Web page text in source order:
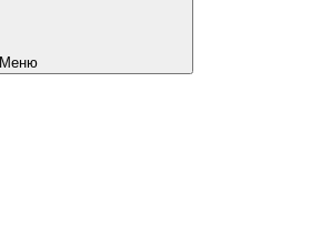
Меню